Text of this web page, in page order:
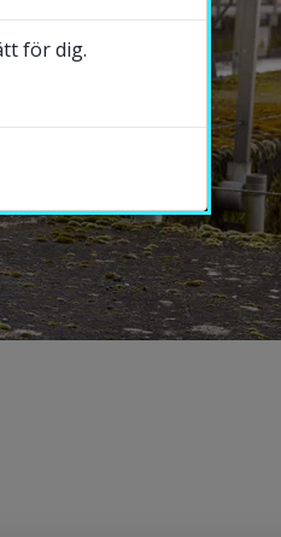
för dig.